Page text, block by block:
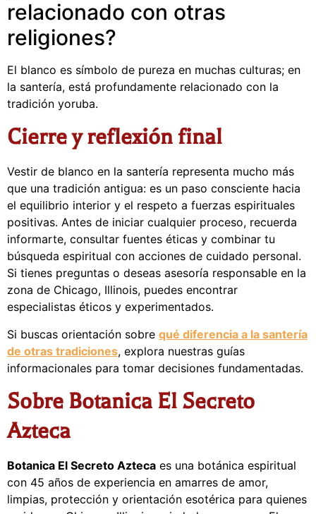
relacionado con otras
religiones?
El blanco es símbolo de pureza en muchas culturas; en
la santería, está profundamente relacionado con la
tradición yoruba.
Cierre y reflexión final
Vestir de blanco en la santería representa mucho más
que una tradición antigua: es un paso consciente hacia
el equilibrio interior y el respeto a fuerzas espirituales
positivas. Antes de iniciar cualquier proceso, recuerda
informarte, consultar fuentes éticas y combinar tu
búsqueda espiritual con acciones de cuidado personal.
Si tienes preguntas o deseas asesoría responsable en la
zona de Chicago, Illinois, puedes encontrar
especialistas éticos y experimentados.
Si buscas orientación sobre qué diferencia a la santería
de otras tradiciones, explora nuestras guías
informacionales para tomar decisiones fundamentadas.
Sobre Botanica El Secreto
Azteca
Botanica El Secreto Azteca es una botánica espiritual
con 45 años de experiencia en amarres de amor,
limpias, protección y orientación esotérica para quienes